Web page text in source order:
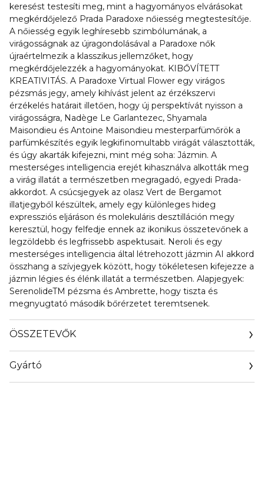
keresést testesíti meg, mint a hagyományos elvárásokat
megkérdőjelező Prada Paradoxe nőiesség megtestesítője.
A nőiesség egyik leghíresebb szimbólumának, a
virágosságnak az újragondolásával a Paradoxe nők
újraértelmezik a klasszikus jellemzőket, hogy
megkérdőjelezzék a hagyományokat. KIBŐVÍTETT
KREATIVITÁS. A Paradoxe Virtual Flower egy virágos
pézsmás jegy, amely kihívást jelent az érzékszervi
érzékelés határait illetően, hogy új perspektívát nyisson a
virágosságra, Nadège Le Garlantezec, Shyamala
Maisondieu és Antoine Maisondieu mesterparfümőrök a
parfümkészítés egyik legkifinomultabb virágát választották,
és úgy akarták kifejezni, mint még soha: Jázmin. A
mesterséges intelligencia erejét kihasználva alkották meg
a virág illatát a természetben megragadó, egyedi Prada-
akkordot. A csúcsjegyek az olasz Vert de Bergamot
illatjegyből készültek, amely egy különleges hideg
expressziós eljáráson és molekuláris desztilláción megy
keresztül, hogy felfedje ennek az ikonikus összetevőnek a
legzöldebb és legfrissebb aspektusait. Neroli és egy
mesterséges intelligencia által létrehozott jázmin AI akkord
összhang a szívjegyek között, hogy tökéletesen kifejezze a
jázmin légies és élénk illatát a természetben. Alapjegyek:
SerenolideTM pézsma és Ambrette, hogy tiszta és
megnyugtató második bőrérzetet teremtsenek.
ÖSSZETEVŐK
Gyártó